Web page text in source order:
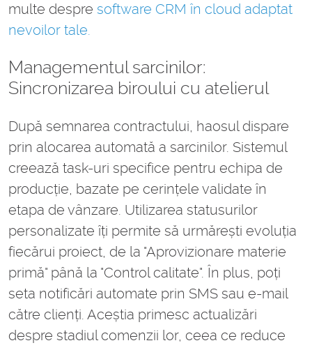
multe despre software CRM în cloud adaptat
nevoilor tale.
Managementul sarcinilor:
Sincronizarea biroului cu atelierul
După semnarea contractului, haosul dispare
prin alocarea automată a sarcinilor. Sistemul
creează task-uri specifice pentru echipa de
producție, bazate pe cerințele validate în
etapa de vânzare. Utilizarea statusurilor
personalizate îți permite să urmărești evoluția
fiecărui proiect, de la "Aprovizionare materie
primă" până la "Control calitate". În plus, poți
seta notificări automate prin SMS sau e-mail
către clienți. Aceștia primesc actualizări
despre stadiul comenzii lor, ceea ce reduce